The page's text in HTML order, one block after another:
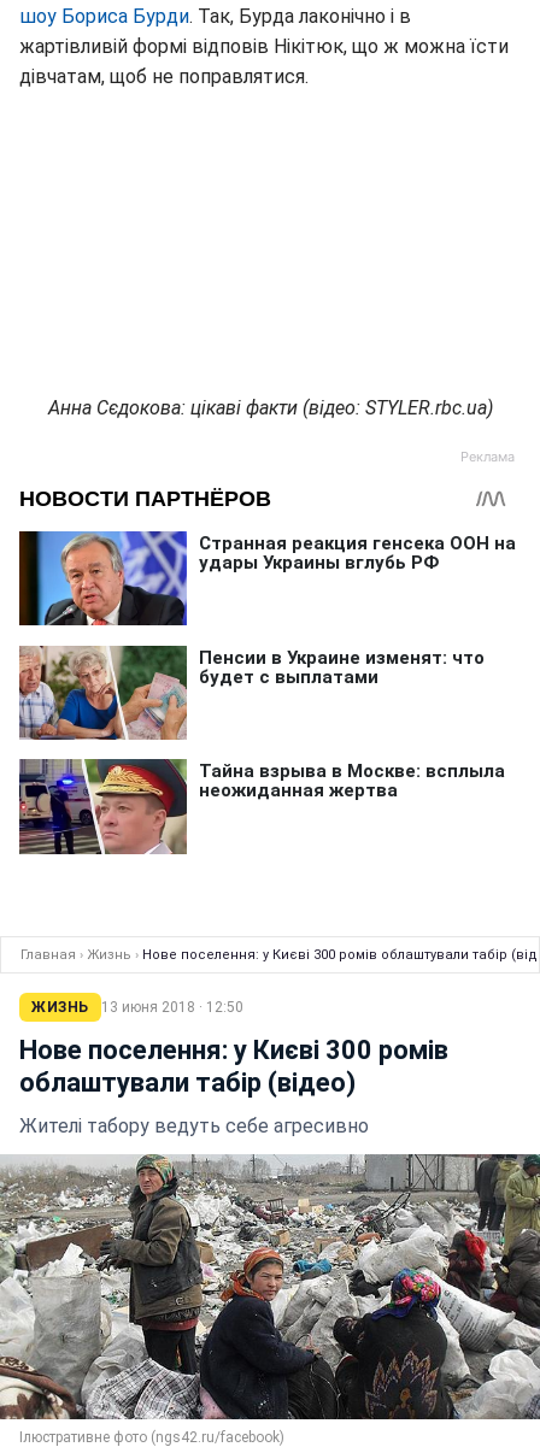
шоу Бориса Бурди. Так, Бурда лаконічно і в
жартівливій формі відповів Нікітюк, що ж можна їсти
дівчатам, щоб не поправлятися.
Анна Сєдокова: цікаві факти (відео: STYLER.rbc.ua)
Главная › Жизнь › Нове поселення: у Києві 300 ромів облаштували табір
ЖИЗНЬ 13 июня 2018 · 12:50
Нове поселення: у Києві 300 ромів
облаштували табір (відео)
Жителі табору ведуть себе агресивно
Ілюстративне фото (ngs42.ru/facebook)